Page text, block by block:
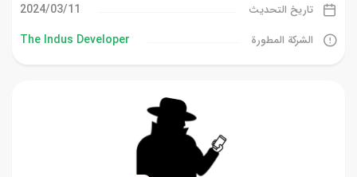
تاريخ التحديث 11‏/03‏/2024
الشركة المطورة The Indus Developer